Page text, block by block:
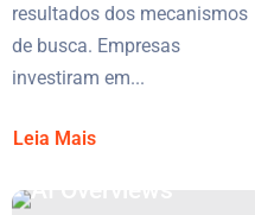
resultados dos mecanismos
de busca. Empresas
investiram em...
Leia Mais